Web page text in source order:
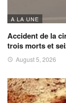
A LA UNE
Accident de la
trois morts et
August 5, 2026